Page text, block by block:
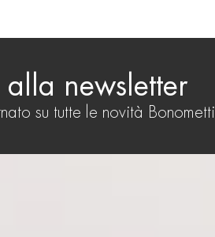
alla newsletter
su tutte le novità Bonometti